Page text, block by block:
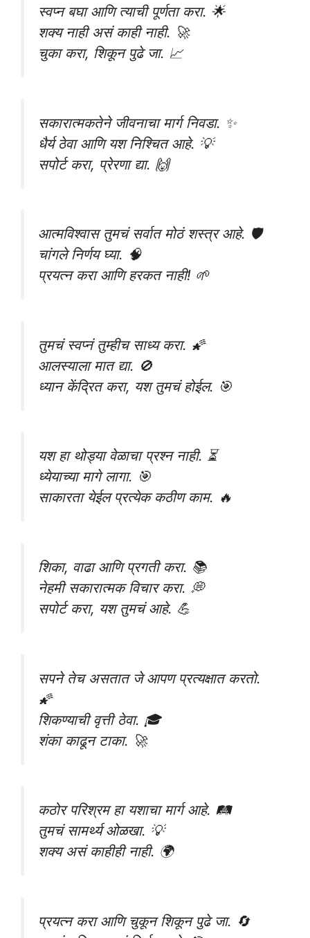
स्वप्न बघा आणि त्याची पूर्णता करा. 🌟
शक्य नाही असं काही नाही. 🚀
चुका करा, शिकून पुढे जा. 📈
सकारात्मकतेने जीवनाचा मार्ग निवडा. ✨
धैर्य ठेवा आणि यश निश्चित आहे. 💡
सपोर्ट करा, प्रेरणा द्या. 🙌
आत्मविश्वास तुमचं सर्वात मोठं शस्त्र आहे. 🛡️
चांगले निर्णय घ्या. 🧠
प्रयत्न करा आणि हरकत नाही! 🌱
तुमचं स्वप्नं तुम्हीच साध्य करा. 🌠
आलस्याला मात द्या. 🚫
ध्यान केंद्रित करा, यश तुमचं होईल. 🎯
यश हा थोड्या वेळाचा प्रश्न नाही. ⏳
ध्येयाच्या मागे लागा. 🎯
साकारता येईल प्रत्येक कठीण काम. 🔥
शिका, वाढा आणि प्रगती करा. 📚
नेहमी सकारात्मक विचार करा. 💭
सपोर्ट करा, यश तुमचं आहे. 💪
सपने तेच असतात जे आपण प्रत्यक्षात करतो.
🌠
शिकण्याची वृत्ती ठेवा. 🎓
शंका काढून टाका. 🚀
कठोर परिश्रम हा यशाचा मार्ग आहे. 🛤️
तुमचं सामर्थ्य ओळखा. 💡
शक्य असं काहीही नाही. 🌍
प्रयत्न करा आणि चुकून शिकून पुढे जा. 🔄